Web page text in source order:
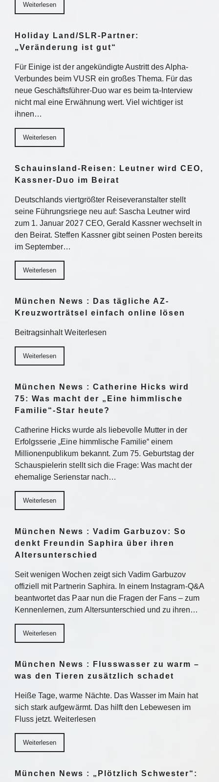
Weiterlesen
Holiday Land/SLR-Partner:
„Veränderung ist gut“
Für Einige ist der angekündigte Austritt des Alpha-
Verbundes beim VUSR ein großes Thema. Für das
neue Geschäftsführer-Duo war es beim ta-Interview
nicht mal eine Erwähnung wert. Viel wichtiger ist
ihnen…
Weiterlesen
Schauinsland-Reisen: Leutner wird CEO,
Kassner-Duo im Beirat
Deutschlands viertgrößter Reiseveranstalter stellt
seine Führungsriege neu auf: Sascha Leutner wird
zum 1. Januar 2027 CEO, Gerald Kassner wechselt in
den Beirat. Steffen Kassner gibt seinen Posten bereits
im September…
Weiterlesen
München News : Das tägliche AZ-
Kreuzworträtsel einfach online lösen
Beitragsinhalt Weiterlesen
Weiterlesen
München News : Catherine Hicks wird
75: Was macht der „Eine himmlische
Familie“-Star heute?
Catherine Hicks wurde als liebevolle Mutter in der
Erfolgsserie „Eine himmlische Familie“ einem
Millionenpublikum bekannt. Zum 75. Geburtstag der
Schauspielerin stellt sich die Frage: Was macht der
ehemalige Serienstar nach…
Weiterlesen
München News : Vadim Garbuzov: So
denkt Freundin Saphira über ihren
Altersunterschied
Seit wenigen Wochen zeigt sich Vadim Garbuzov
offiziell mit Partnerin Saphira. In einem Instagram-Q&A
beantwortet das Paar nun die Fragen der Fans – zum
Kennenlernen, zum Altersunterschied und zu ihren…
Weiterlesen
München News : Flusswasser zu warm –
was den Tieren zusätzlich schadet
Heiße Tage, warme Nächte. Das Wasser im Main hat
sich stark aufgewärmt. Das hilft den Lebewesen im
Fluss jetzt. Weiterlesen
Weiterlesen
München News : „Plötzlich Schwester“: